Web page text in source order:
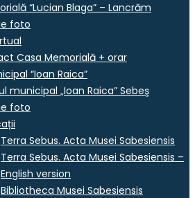
“Lucian Blaga” – Lancrăm
foto
Casa Memorială + orar
“Ioan Raica”
municipal „Ioan Raica” Sebeş
foto
Terra Sebus. Acta Musei Sabesiensis
Terra Sebus. Acta Musei Sabesiensis –
English version
Bibliotheca Musei Sabesiensis